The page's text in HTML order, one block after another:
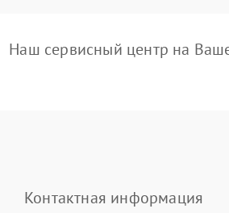
Наш сервисный центр на
Контактная информация